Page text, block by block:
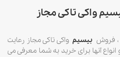
واکی تاکی مجاز
، فروش بیسیمواکی تاکی مجاز رعایت
انواع آنها برای خرید به شما معرفی می